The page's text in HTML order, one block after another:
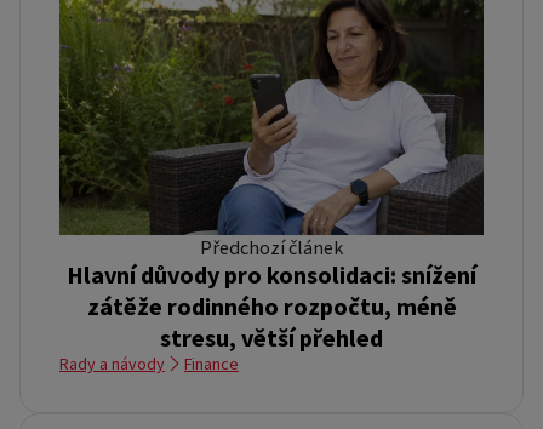
Předchozí článek
Hlavní důvody pro konsolidaci: snížení
zátěže rodinného rozpočtu, méně
stresu, větší přehled
Rady a návody Finance